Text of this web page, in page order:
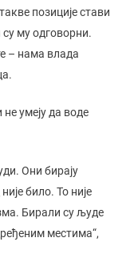
позиције стави
су му одговорни.
– нама влада
не умеју да воде
Они бирају
било. То није
Бирали су људе
местима“,